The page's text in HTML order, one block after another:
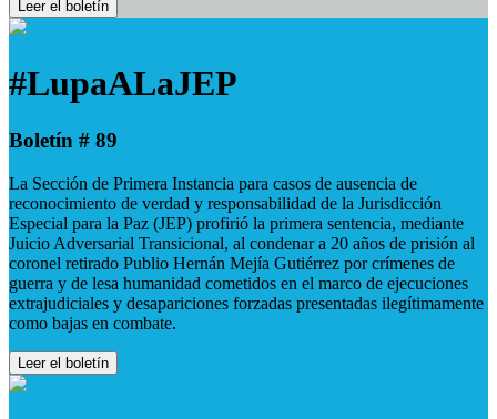
Leer el boletín
#LupaALaJEP
Boletín # 89
La Sección de Primera Instancia para casos de ausencia de
reconocimiento de verdad y responsabilidad de la Jurisdicción
Especial para la Paz (JEP) profirió la primera sentencia, mediante
Juicio Adversarial Transicional, al condenar a 20 años de prisión al
coronel retirado Publio Hernán Mejía Gutiérrez por crímenes de
guerra y de lesa humanidad cometidos en el marco de ejecuciones
extrajudiciales y desapariciones forzadas presentadas ilegítimamente
como bajas en combate.
Leer el boletín